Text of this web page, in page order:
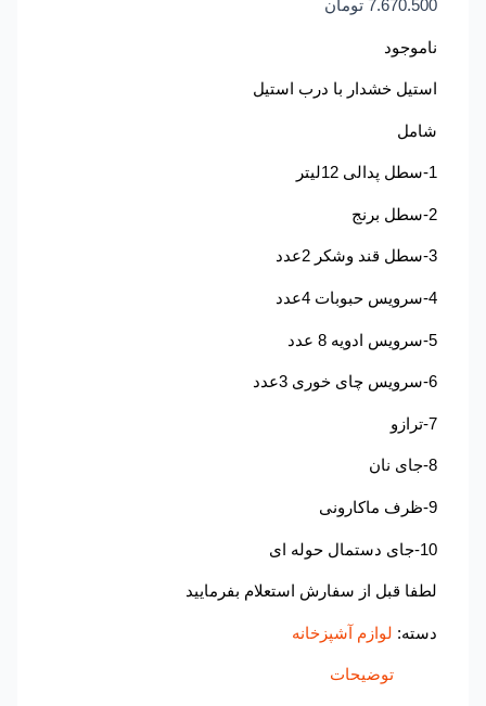
7.670.500 تومان
ناموجود
استیل خشدار با درب استیل
لطفا قبل از سفارش استعلام بفرمایید
لوازم آشپزخانه
توضیحات